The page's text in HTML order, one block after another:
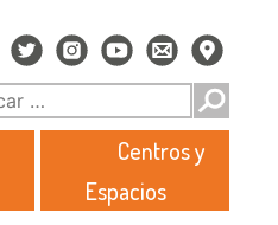
Centros y
Espacios